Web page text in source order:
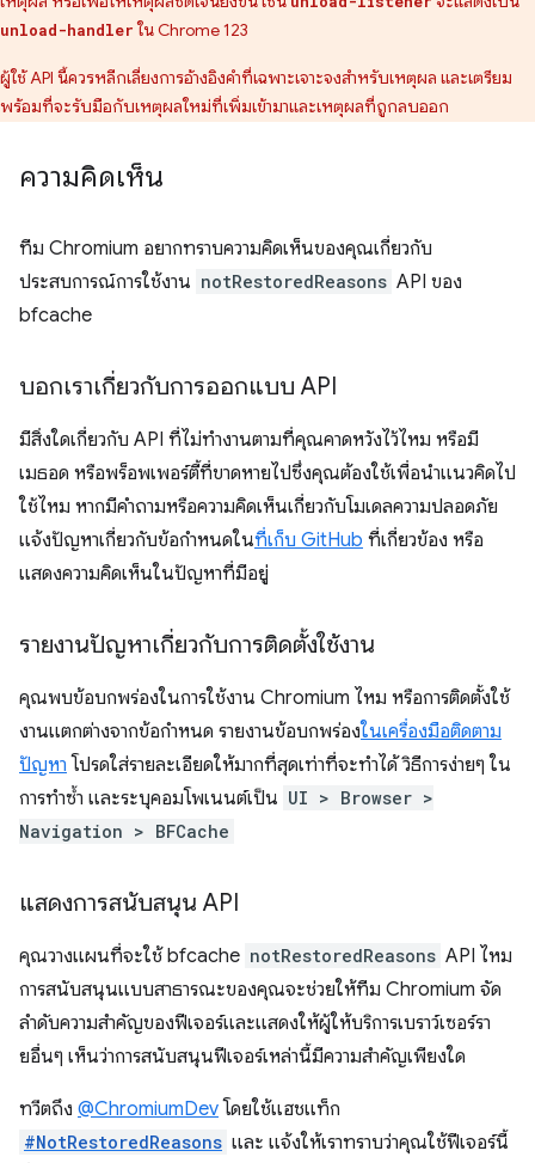
unload-handlerใน Chrome 123
ผู้ใช้ API นี้ควรหลีกเลี่ยงการอ้างอิงคำที่เฉพาะเจาะจงสำหรับเหตุผล และเตรียม
พร้อมที่จะรับมือกับเหตุผลใหม่ที่เพิ่มเข้ามาและเหตุผลที่ถูกลบออก
ความคิดเห็น
ทีม Chromium อยากทราบความคิดเห็นของคุณเกี่ยวกับ
ประสบการณ์การใช้งาน notRestoredReasons API ของ
bfcache
บอกเราเกี่ยวกับการออกแบบ API
มีสิ่งใดเกี่ยวกับ API ที่ไม่ทำงานตามที่คุณคาดหวังไว้ไหม หรือมี
เมธอด หรือพร็อพเพอร์ตี้ที่ขาดหายไปซึ่งคุณต้องใช้เพื่อนำแนวคิดไป
ใช้ไหม หากมีคำถามหรือความคิดเห็นเกี่ยวกับโมเดลความปลอดภัย
แจ้งปัญหาเกี่ยวกับข้อกำหนดในที่เก็บ GitHub ที่เกี่ยวข้อง หรือ
แสดงความคิดเห็นในปัญหาที่มีอยู่
รายงานปัญหาเกี่ยวกับการติดตั้งใช้งาน
คุณพบข้อบกพร่องในการใช้งาน Chromium ไหม หรือการติดตั้งใช้
งานแตกต่างจากข้อกำหนด รายงานข้อบกพร่องในเครื่องมือติดตาม
ปัญหา โปรดใส่รายละเอียดให้มากที่สุดเท่าที่จะทำได้ วิธีการง่ายๆ ใน
การทำซ้ำ และระบุคอมโพเนนต์เป็น UI > Browser >
Navigation > BFCache
แสดงการสนับสนุน API
คุณวางแผนที่จะใช้ bfcache notRestoredReasons API ไหม
การสนับสนุนแบบสาธารณะของคุณจะช่วยให้ทีม Chromium จัด
ลําดับความสําคัญของฟีเจอร์และแสดงให้ผู้ให้บริการเบราว์เซอร์รา
ยอื่นๆ เห็นว่าการสนับสนุนฟีเจอร์เหล่านี้มีความสําคัญเพียงใด
ทวีตถึง @ChromiumDev โดยใช้แฮชแท็ก
#NotRestoredReasons และ แจ้งให้เราทราบว่าคุณใช้ฟีเจอร์นี้